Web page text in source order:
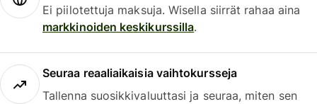
Ei piilotettuja maksuja. Wisella siirrät rahaa aina
markkinoiden keskikurssilla.
Seuraa reaaliaikaisia vaihtokursseja
Tallenna suosikkivaluuttasi ja seuraa, miten sen